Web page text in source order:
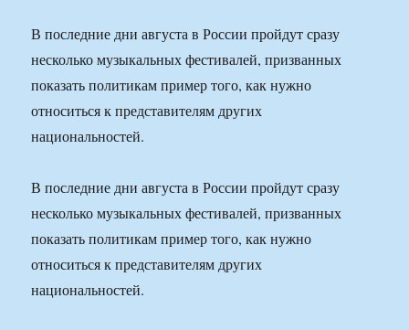
В последние дни августа в России пройдут сразу
несколько музыкальных фестивалей, призванных
показать политикам пример того, как нужно
относиться к представителям других
национальностей.
В последние дни августа в России пройдут сразу
несколько музыкальных фестивалей, призванных
показать политикам пример того, как нужно
относиться к представителям других
национальностей.